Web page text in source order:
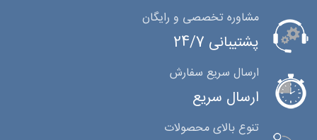
مشاوره تخصصی و رایگان
پشتیبانی 24/7
ارسال سریع سفارش
ارسال سریع
تنوع بالای محصولات